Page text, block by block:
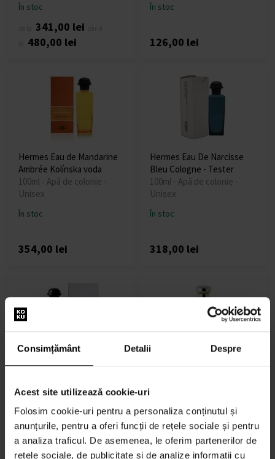
Consimțământ Detalii Despre
Acest site utilizează cookie-uri
Folosim cookie-uri pentru a personaliza conținutul și
anunțurile, pentru a oferi funcții de rețele sociale și pentru
a analiza traficul. De asemenea, le oferim partenerilor de
rețele sociale, de publicitate și de analize informații cu
În stoc
341,00 lei
480,00 lei
În stoc
126,00 lei
Hermes Eau de Mandarine
Ambrée Kolínska voda
100ml - Apă de colonie -
Unisex
În stoc
354,00 lei
Hermes Eau De Narcisse
Bleu Cologne - Tester
100ml - Apă de colonie -
Unisex
În stoc
318,00 lei
Hermes Eau de Mandarine
100ml - Apă de colonie -
În stoc
348,00 lei
Jo Malone Grapefruit apă
În stoc
de la 72,00 leipână
la 588,00 lei